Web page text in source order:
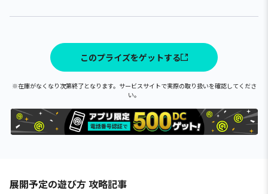
このプライズをゲットする
※在庫がなくなり次第終了となります。サービスサイトで実際の取り扱いを確認してくださ
い。
展開予定の遊び方 攻略記事